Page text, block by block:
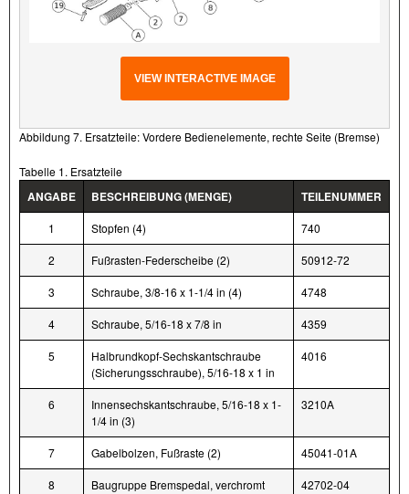
VIEW INTERACTIVE IMAGE
Abbildung 7. Ersatzteile: Vordere Bedienelemente, rechte Seite (Bremse)
Tabelle 1. Ersatzteile
ANGABE BESCHREIBUNG (MENGE) TEILENUMMER
1 Stopfen (4) 740
2 Fußrasten-Federscheibe (2) 50912-72
3 Schraube, 3/8-16 x 1-1/4 in (4) 4748
4 Schraube, 5/16-18 x 7/8 in 4359
5
Halbrundkopf-Sechskantschraube
(Sicherungsschraube), 5/16-18 x 1 in
4016
6
Innensechskantschraube, 5/16-18 x 1-
1/4 in (3)
3210A
7 Gabelbolzen, Fußraste (2) 45041-01A
8 Baugruppe Bremspedal, verchromt 42702-04